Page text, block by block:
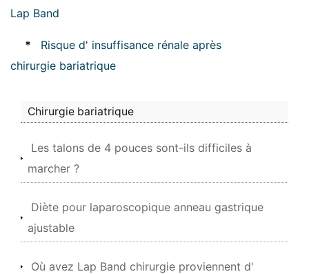
Lap Band
*
Risque d' insuffisance rénale après
chirurgie bariatrique
Chirurgie bariatrique
Les talons de 4 pouces sont-ils difficiles à
marcher ?
Diète pour laparoscopique anneau gastrique
ajustable
Où avez Lap Band chirurgie proviennent d'